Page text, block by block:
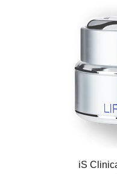
iS